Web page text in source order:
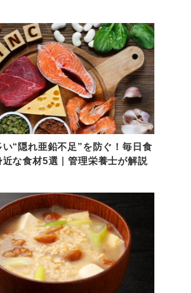
が解説
い“隠れ亜鉛不足”を防ぐ！毎日食
近な食材5選｜管理栄養士が解説